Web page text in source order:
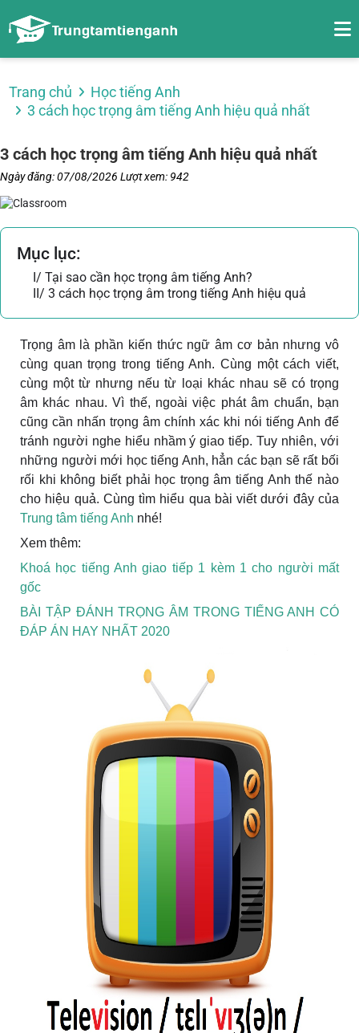
Trang chủ
Học tiếng Anh
3 cách học trọng âm tiếng Anh hiệu quả nhất
3 cách học trọng âm tiếng Anh hiệu quả nhất
Ngày đăng: 07/08/2026 Lượt xem: 942
Mục lục:
I/ Tại sao cần học trọng âm tiếng Anh?
II/ 3 cách học trọng âm trong tiếng Anh hiệu quả
Trọng âm là phần kiến thức ngữ âm cơ bản nhưng vô
cùng quan trọng trong tiếng Anh. Cùng một cách viết,
cùng một từ nhưng nếu từ loại khác nhau sẽ có trọng
âm khác nhau. Vì thế, ngoài việc phát âm chuẩn, bạn
cũng cần nhấn trọng âm chính xác khi nói tiếng Anh để
tránh người nghe hiểu nhầm ý giao tiếp. Tuy nhiên, với
những người mới học tiếng Anh, hẳn các bạn sẽ rất bối
rối khi không biết phải học trọng âm tiếng Anh thế nào
cho hiệu quả. Cùng tìm hiểu qua bài viết dưới đây của
Trung tâm tiếng Anh nhé!
Xem thêm:
Khoá học tiếng Anh giao tiếp 1 kèm 1 cho người mất
gốc
BÀI TẬP ĐÁNH TRỌNG ÂM TRONG TIẾNG ANH CÓ
ĐÁP ÁN HAY NHẤT 2020